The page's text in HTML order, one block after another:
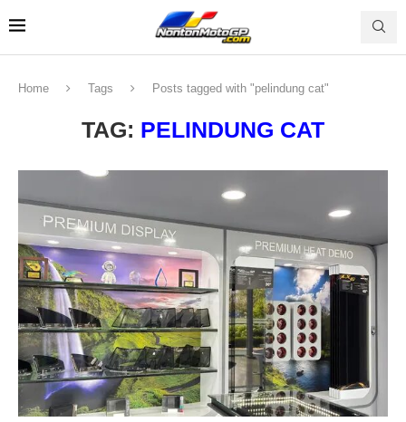
Home Tags Posts tagged with "pelindung cat"
TAG: PELINDUNG CAT